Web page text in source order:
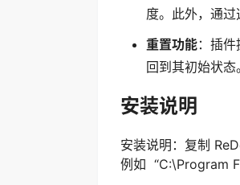
度。此外，通过
重置功能：插
回到其初始状态。
安装说明
安装说明：复制
例如 “C:\Program